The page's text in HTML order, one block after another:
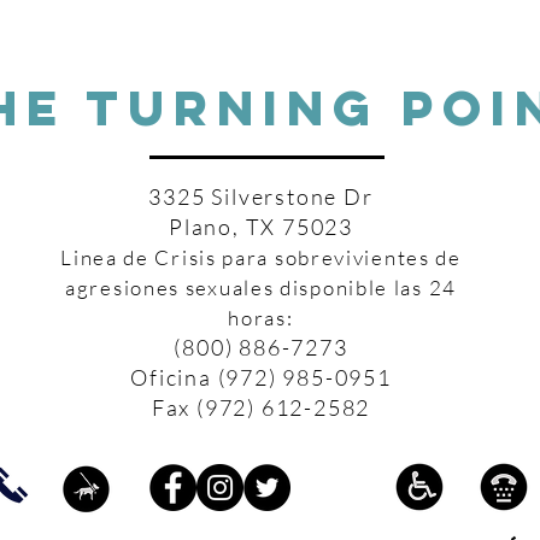
TURNING
3325 Silverstone Dr
Plano, TX 75023
Linea de Crisis para sobrevivientes de
agresiones sexuales disponible las 24
horas:
(800) 886-7273
Oficina (972) 985-0951
Fax (972) 612-2582